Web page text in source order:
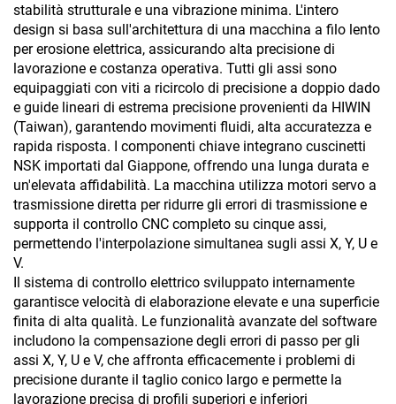
stabilità strutturale e una vibrazione minima. L'intero
design si basa sull'architettura di una macchina a filo lento
per erosione elettrica, assicurando alta precisione di
lavorazione e costanza operativa. Tutti gli assi sono
equipaggiati con viti a ricircolo di precisione a doppio dado
e guide lineari di estrema precisione provenienti da HIWIN
(Taiwan), garantendo movimenti fluidi, alta accuratezza e
rapida risposta. I componenti chiave integrano cuscinetti
NSK importati dal Giappone, offrendo una lunga durata e
un'elevata affidabilità. La macchina utilizza motori servo a
trasmissione diretta per ridurre gli errori di trasmissione e
supporta il controllo CNC completo su cinque assi,
permettendo l'interpolazione simultanea sugli assi X, Y, U e
V.
Il sistema di controllo elettrico sviluppato internamente
garantisce velocità di elaborazione elevate e una superficie
finita di alta qualità. Le funzionalità avanzate del software
includono la compensazione degli errori di passo per gli
assi X, Y, U e V, che affronta efficacemente i problemi di
precisione durante il taglio conico largo e permette la
lavorazione precisa di profili superiori e inferiori